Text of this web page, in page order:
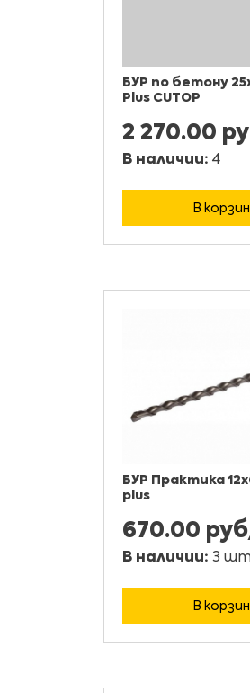
БУР по бетону
Plus CUTOP
2 270.00
В наличии: 4
В
БУР Практика
plus
670.00
В наличии: 3
В